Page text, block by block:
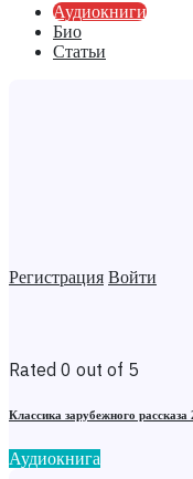
Регистрация Войти
Аудиокниги
Био
Статьи
Rated 0 out of 5
Классика зарубежного рассказа
Аудиокнига